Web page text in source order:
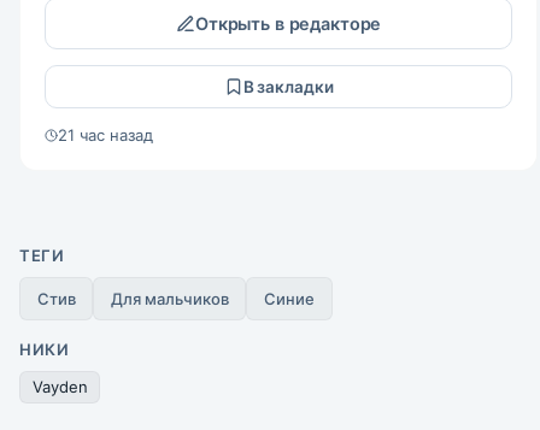
Открыть в редакторе
В закладки
21 час назад
ТЕГИ
Стив Для мальчиков Синие
НИКИ
Vayden